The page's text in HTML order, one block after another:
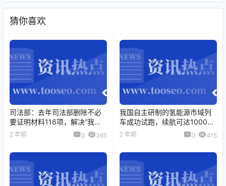
猜你喜欢
司法部：去年司法部删除不必
要证明材料116项，解决“我是
我”等循环证明问题。
2 年前 0 365
我国自主研制的氢能源市域列
车成功试跑，续航可达1000公
里以上
2 年前 0 415